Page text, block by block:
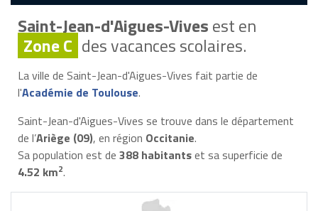
Saint-Jean-d'Aigues-Vivesest en
Zone C des vacances scolaires.
La ville de Saint-Jean-d'Aigues-Vives fait partie de
l'Académie de Toulouse.
Saint-Jean-d'Aigues-Vives se trouve dans le département
de l’Ariège (09), en région Occitanie.
Sa population est de 388 habitantset sa superficie de
4.52 km2.